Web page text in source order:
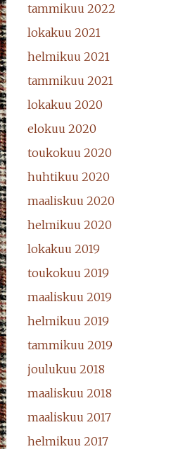
tammikuu 2022
lokakuu 2021
helmikuu 2021
tammikuu 2021
lokakuu 2020
elokuu 2020
toukokuu 2020
huhtikuu 2020
maaliskuu 2020
helmikuu 2020
lokakuu 2019
toukokuu 2019
maaliskuu 2019
helmikuu 2019
tammikuu 2019
joulukuu 2018
maaliskuu 2018
maaliskuu 2017
helmikuu 2017